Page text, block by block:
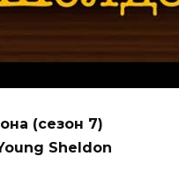
(сезон 7)
Sheldon